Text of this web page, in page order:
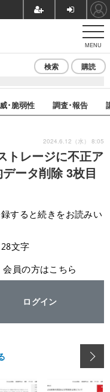
MENU
検索 購読
･脆弱性 調査･報告
トレージに不正ア
ータ削除 3枚目
2024.6.12（水） 8:05
すると続きをお読みい
文字
会員の方はこちら
ログイン